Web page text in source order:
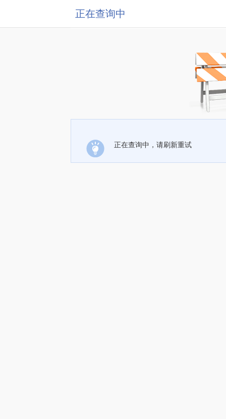
正在查询中
正在查询中，请刷新重试